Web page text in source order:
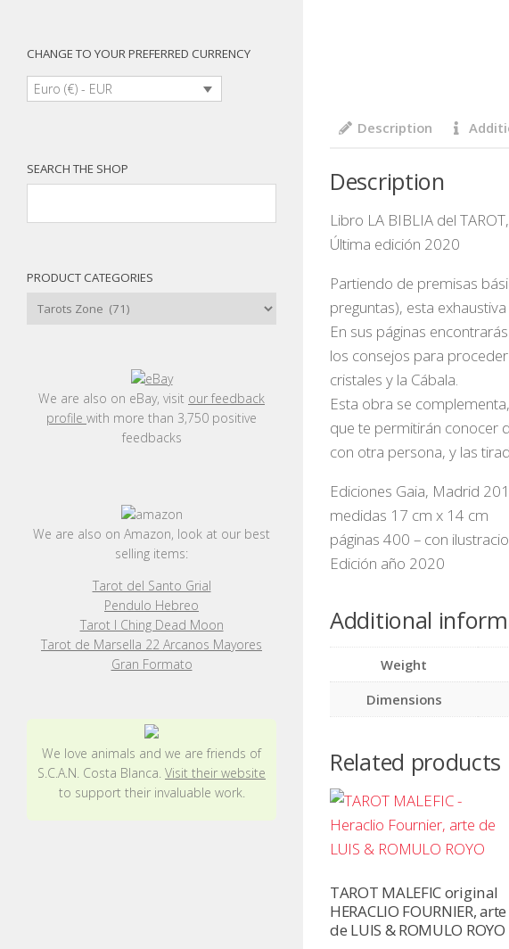
Description
Description
Libro LA BIBLIA del
Última edición 2020
Partiendo de premisas
preguntas), esta
En sus páginas
los consejos para
cristales y la Cábala.
Esta obra se
que te permitirán conocer
con otra persona, y las
Ediciones Gaia, Madrid
medidas 17 cm x 14 cm
páginas 400 – con
Edición año 2020
Additional
Weight
Dimensions
Related products
TAROT MALEFIC original
HERACLIO FOURNIER, arte
de LUIS & ROMULO ROYO
CHANGE TO YOUR PREFERRED CURRENCY
Euro (€) - EUR
SEARCH THE SHOP
PRODUCT CATEGORIES
We are also on eBay, visit our feedback
profile with more than 3,750 positive
feedbacks
We are also on Amazon, look at our best
selling items:
Tarot del Santo Grial
Pendulo Hebreo
Tarot I Ching Dead Moon
Tarot de Marsella 22 Arcanos Mayores
Gran Formato
We love animals and we are friends of
S.C.A.N. Costa Blanca. Visit their website
to support their invaluable work.